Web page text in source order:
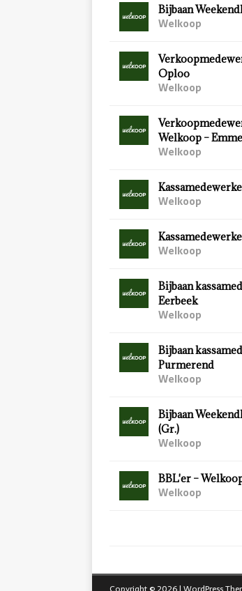
Bijbaan
Welkoop
Oploo
Welkoop
Welkoop –
Welkoop
Welkoop
Welkoop
Bijbaan
Eerbeek
Welkoop
Bijbaan
Purmerend
Welkoop
Bijbaan
(Gr.)
Welkoop
BBL'er –
Welkoop